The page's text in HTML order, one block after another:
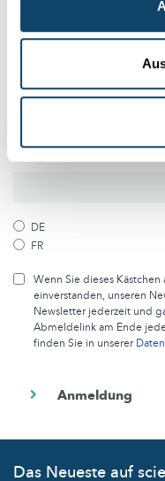
Folge der
und
Melde dich kostenlos
Abonniere
DE
FR
Wenn Sie dieses
einverstanden, unseren
Newsletter jederzeit und
Abmeldelink am Ende
finden Sie in unserer
Das Neueste auf